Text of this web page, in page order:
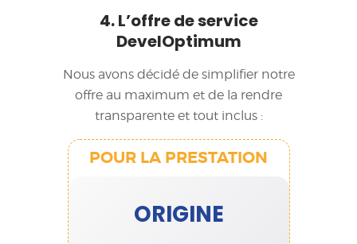
4. L’offre de service
DevelOptimum
Nous avons décidé de simplifier notre
offre au maximum et de la rendre
transparente et tout inclus :
ORIGINE